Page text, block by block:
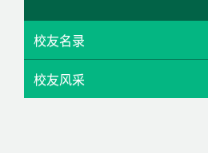
校友名录
校友风采